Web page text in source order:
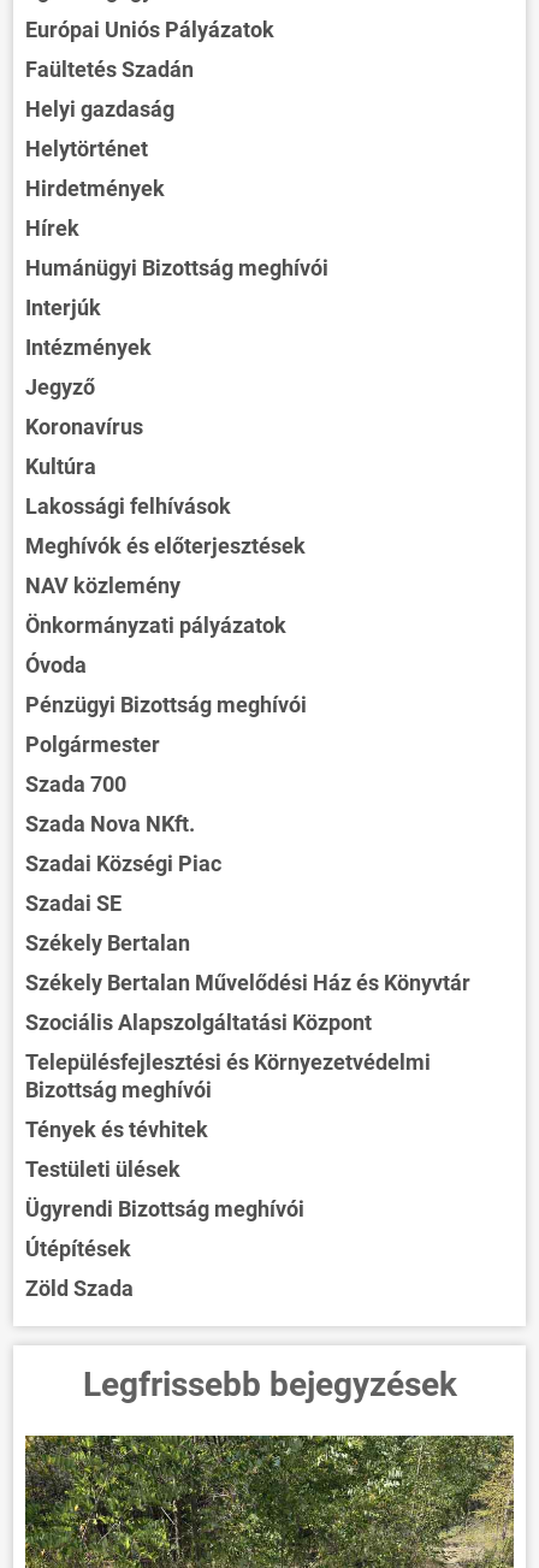
Európai Uniós Pályázatok
Faültetés Szadán
Helyi gazdaság
Helytörténet
Hirdetmények
Hírek
Humánügyi Bizottság meghívói
Interjúk
Intézmények
Jegyző
Koronavírus
Kultúra
Lakossági felhívások
Meghívók és előterjesztések
NAV közlemény
Önkormányzati pályázatok
Óvoda
Pénzügyi Bizottság meghívói
Polgármester
Szada 700
Szada Nova NKft.
Szadai Községi Piac
Szadai SE
Székely Bertalan
Székely Bertalan Művelődési Ház és Könyvtár
Szociális Alapszolgáltatási Központ
Településfejlesztési és Környezetvédelmi
Bizottság meghívói
Tények és tévhitek
Testületi ülések
Ügyrendi Bizottság meghívói
Útépítések
Zöld Szada
Legfrissebb bejegyzések